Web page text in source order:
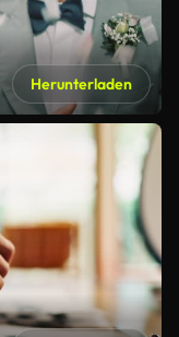
Herunterladen